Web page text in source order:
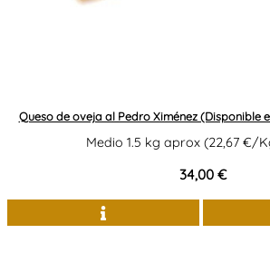
Queso de oveja al Pedro Ximénez (Disponible
Medio 1.5 kg aprox (22,67 €/
34,00 €